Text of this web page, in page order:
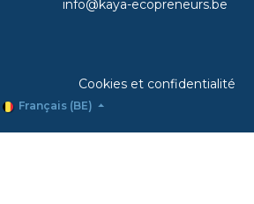
info@kaya-ecopreneurs.be
asbl Cookies et confidentialité
Français (BE)